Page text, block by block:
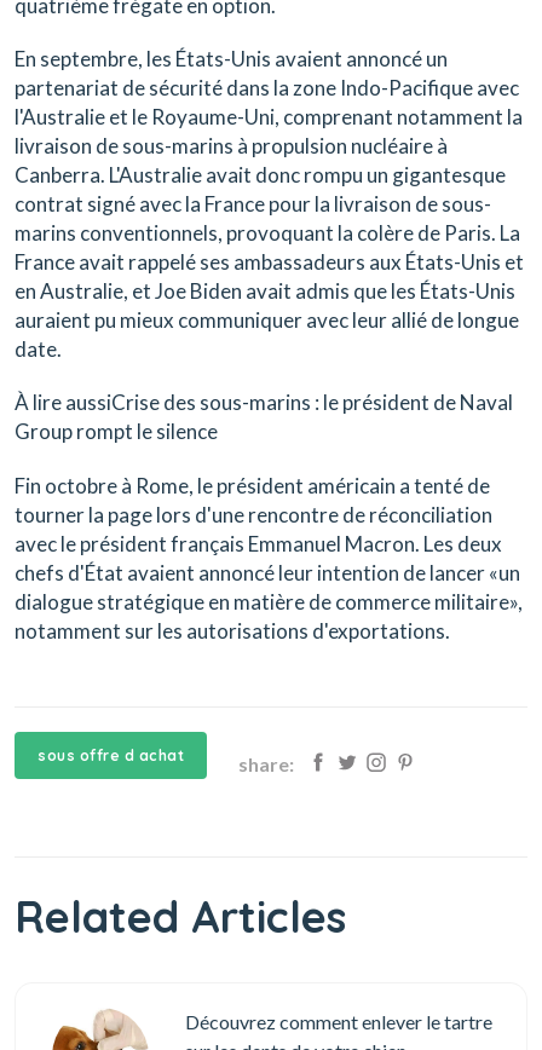
En septembre, les États-Unis avaient annoncé un
partenariat de sécurité dans la zone Indo-Pacifique avec
l'Australie et le Royaume-Uni, comprenant notamment la
livraison de sous-marins à propulsion nucléaire à
Canberra. L'Australie avait donc rompu un gigantesque
contrat signé avec la France pour la livraison de sous-
marins conventionnels, provoquant la colère de Paris. La
France avait rappelé ses ambassadeurs aux États-Unis et
en Australie, et Joe Biden avait admis que les États-Unis
auraient pu mieux communiquer avec leur allié de longue
date.
À lire aussiCrise des sous-marins : le président de Naval
Group rompt le silence
Fin octobre à Rome, le président américain a tenté de
tourner la page lors d'une rencontre de réconciliation
avec le président français Emmanuel Macron. Les deux
chefs d'État avaient annoncé leur intention de lancer «un
dialogue stratégique en matière de commerce militaire»,
notamment sur les autorisations d'exportations.
sous offre d achat share:
Related Articles
Découvrez comment enlever le tartre